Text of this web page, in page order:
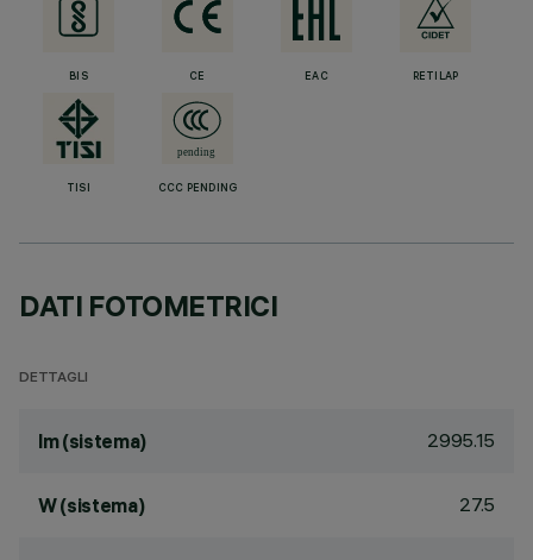
BIS CE EAC RETILAP
TISI CCC PENDING
DATI FOTOMETRICI
DETTAGLI
lm (sistema) 2995.15
W (sistema) 27.5